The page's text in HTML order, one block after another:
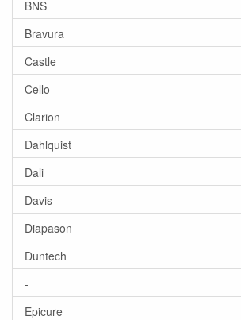
BNS
Bravura
Castle
Cello
Clarion
Dahlquist
Dali
Davis
Diapason
Duntech
-
Epicure